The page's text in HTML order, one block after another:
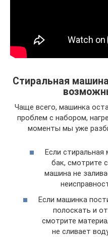
Стиральная
Чаще всего, машинка
проблем с набором,
моменты мы уже
Если стиральная
бак, смотрите
машина не
Если машинка
полоскать и
смотрите
не сливает